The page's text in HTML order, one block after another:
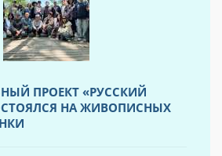
ПРОЕКТ «РУССКИЙ
НА ЖИВОПИСНЫХ